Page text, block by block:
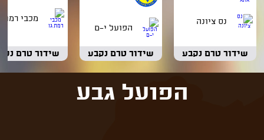
נס ציונה
שידור טרם נקבע
הפועל י-ם
שידור טרם נקבע
מכבי רמת
שידור טרם
הפועל גבע